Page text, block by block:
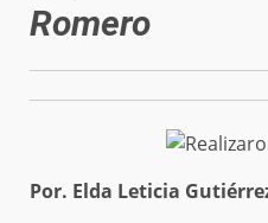
Romero
Por. Elda Leticia